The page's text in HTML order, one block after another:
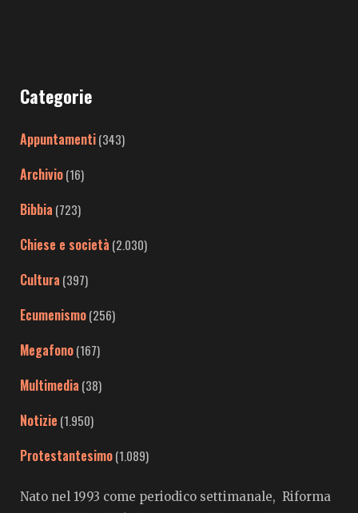
Categorie
Appuntamenti(343)
Archivio(16)
Bibbia (723)
Chiese e società (2.030)
Cultura (397)
Ecumenismo(256)
Megafono(167)
Multimedia (38)
Notizie (1.950)
Protestantesimo(1.089)
Nato nel 1993 come periodico settimanale, Riforma